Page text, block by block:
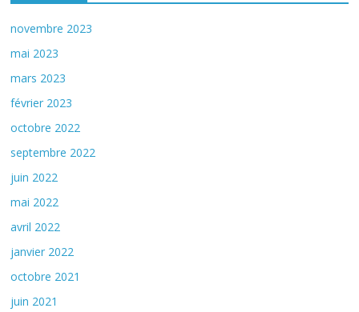
novembre 2023
mai 2023
mars 2023
février 2023
octobre 2022
septembre 2022
juin 2022
mai 2022
avril 2022
janvier 2022
octobre 2021
juin 2021